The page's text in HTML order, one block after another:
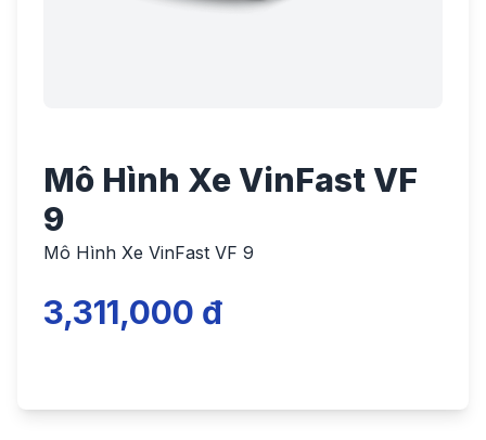
Mô Hình Xe VinFast VF
9
Mô Hình Xe VinFast VF 9
3,311,000 đ